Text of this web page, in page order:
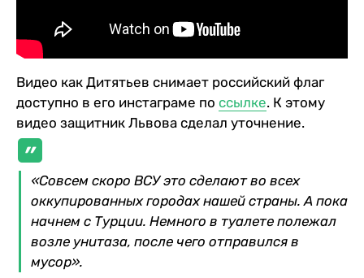
Видео как Дитятьев снимает российский флаг
доступно в его инстаграме по ссылке. К этому
видео защитник Львова сделал уточнение.
«Совсем скоро ВСУ это сделают во всех
оккупированных городах нашей страны. А пока
начнем с Турции. Немного в туалете полежал
возле унитаза, после чего отправился в
мусор».